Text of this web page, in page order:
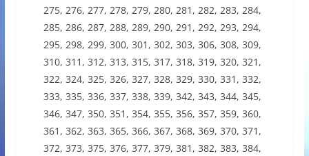
275, 276, 277, 278, 279, 280, 281, 282, 283, 284,
285, 286, 287, 288, 289, 290, 291, 292, 293, 294,
295, 298, 299, 300, 301, 302, 303, 306, 308, 309,
310, 311, 312, 313, 315, 317, 318, 319, 320, 321,
322, 324, 325, 326, 327, 328, 329, 330, 331, 332,
333, 335, 336, 337, 338, 339, 342, 343, 344, 345,
346, 347, 350, 351, 354, 355, 356, 357, 359, 360,
361, 362, 363, 365, 366, 367, 368, 369, 370, 371,
372, 373, 375, 376, 377, 379, 381, 382, 383, 384,